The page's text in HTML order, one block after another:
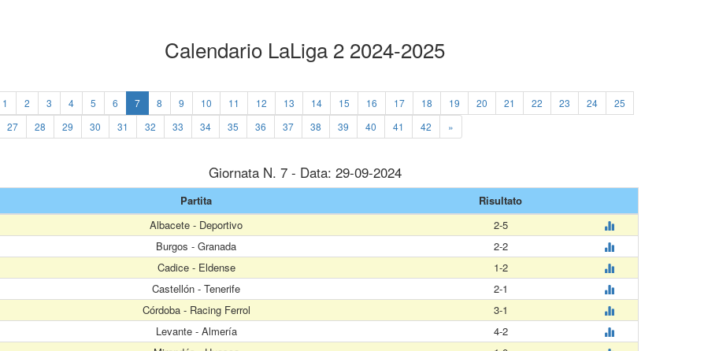
Calendario LaLiga 2 2024-2025
1 2 3 4 5 6 7 8 9 10 11 12 13 14 15 16 17 18 19 20 21 22 23 24
25
27 28 29 30 31 32 33 34 35 36 37 38 39 40 41 42 »
Giornata N. 7 - Data: 29-09-2024
Partita
Risultato
Albacete - Deportivo
2-5
Burgos - Granada
2-2
Cadice - Eldense
1-2
Castellón - Tenerife
2-1
Córdoba - Racing Ferrol
3-1
Levante - Almería
4-2